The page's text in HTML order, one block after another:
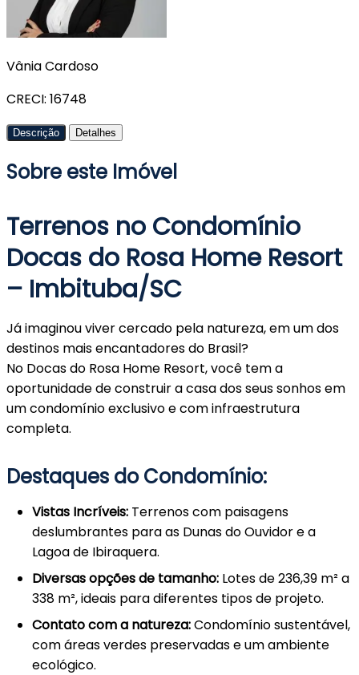
Vânia Cardoso
CRECI: 16748
Descrição Detalhes
Sobre este Imóvel
Terrenos no Condomínio
Docas do Rosa Home Resort
– Imbituba/SC
Já imaginou viver cercado pela natureza, em um dos
destinos mais encantadores do Brasil?
No Docas do Rosa Home Resort, você tem a
oportunidade de construir a casa dos seus sonhos em
um condomínio exclusivo e com infraestrutura
completa.
Destaques do Condomínio:
Vistas Incríveis: Terrenos com paisagens
deslumbrantes para as Dunas do Ouvidor e a
Lagoa de Ibiraquera.
Diversas opções de tamanho: Lotes de 236,39 m² a
338 m², ideais para diferentes tipos de projeto.
Contato com a natureza:Condomínio sustentável,
com áreas verdes preservadas e um ambiente
ecológico.